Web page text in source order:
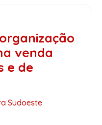
venda
e de
Sudoeste